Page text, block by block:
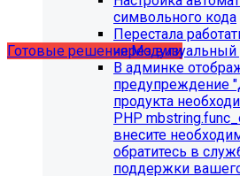
по работе с готовыми решениями
размещены в разделе "Учебные
Готовые решенияМодули
символьного кода
Перестала
через визуальный
В админке
предупреждение
продукта
PHP
внесите
обратитесь в
поддержки вашего